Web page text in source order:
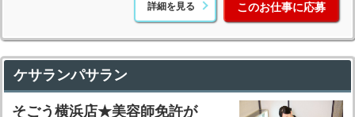
詳細を見る このお仕事に応募
ケサランパサラン
そごう横浜店★美容師免許が